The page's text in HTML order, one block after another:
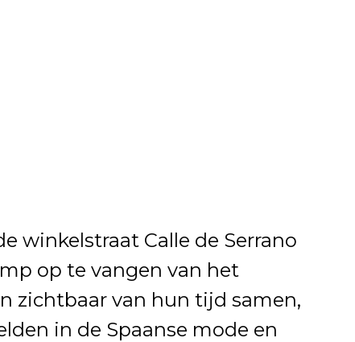
winkelstraat Calle de Serrano
op te vangen van het
zichtbaar van hun tijd samen,
in de Spaanse mode en